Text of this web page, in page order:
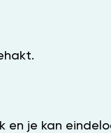
je kan